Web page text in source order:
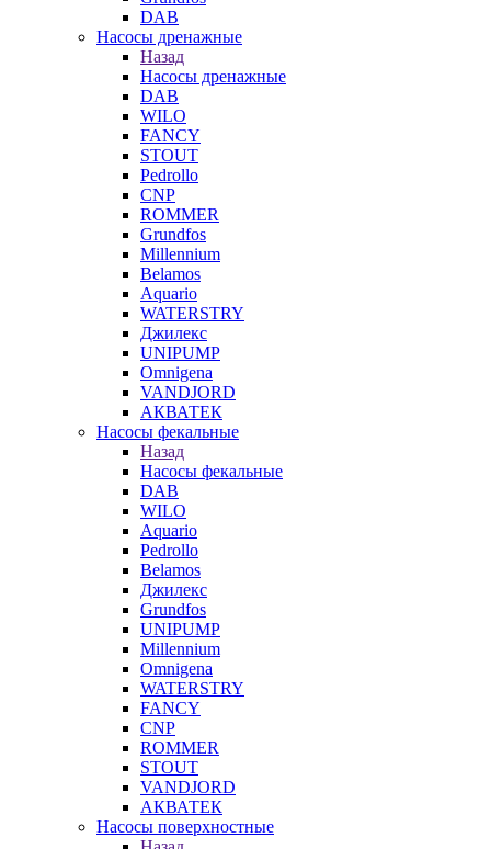
DAB
Насосы дренажные
Назад
Насосы дренажные
DAB
WILO
FANCY
STOUT
Pedrollo
CNP
ROMMER
Grundfos
Millennium
Belamos
Aquario
WATERSTRY
Джилекс
UNIPUMP
Omnigena
VANDJORD
АКВАТЕК
Насосы фекальные
Назад
Насосы фекальные
DAB
WILO
Aquario
Pedrollo
Belamos
Джилекс
Grundfos
UNIPUMP
Millennium
Omnigena
WATERSTRY
FANCY
CNP
ROMMER
STOUT
VANDJORD
АКВАТЕК
Насосы поверхностные